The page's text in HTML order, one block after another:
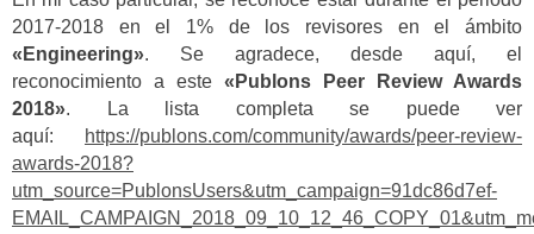
2017-2018 en el 1% de los revisores en el ámbito
«Engineering». Se agradece, desde aquí, el
reconocimiento a este «Publons Peer Review Awards
2018». La lista completa se puede ver
aquí:
https://publons.com/community/awards/peer-review-
awards-2018?
utm_source=PublonsUsers&utm_campaign=91dc86d7ef-